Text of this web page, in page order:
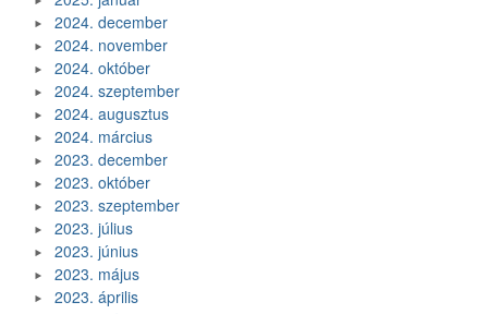
2024. december
2024. november
2024. október
2024. szeptember
2024. augusztus
2024. március
2023. december
2023. október
2023. szeptember
2023. július
2023. június
2023. május
2023. április